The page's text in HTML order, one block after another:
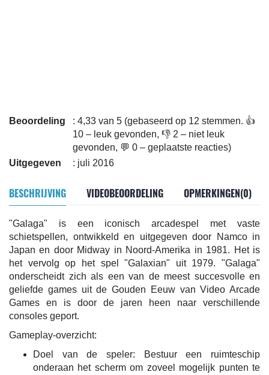
Beoordeling
: 4,33 van 5 (gebaseerd op 12 stemmen. 👍
10 – leuk gevonden, 👎 2 – niet leuk
gevonden, 💬 0 – geplaatste reacties)
Uitgegeven
: juli 2016
BESCHRIJVING VIDEOBEOORDELING OPMERKINGEN(0)
"Galaga" is een iconisch arcadespel met vaste
schietspellen, ontwikkeld en uitgegeven door Namco in
Japan en door Midway in Noord-Amerika in 1981. Het is
het vervolg op het spel "Galaxian" uit 1979. "Galaga"
onderscheidt zich als een van de meest succesvolle en
geliefde games uit de Gouden Eeuw van Video Arcade
Games en is door de jaren heen naar verschillende
consoles geport.
Gameplay-overzicht:
Doel van de speler: Bestuur een ruimteschip
onderaan het scherm om zoveel mogelijk punten te